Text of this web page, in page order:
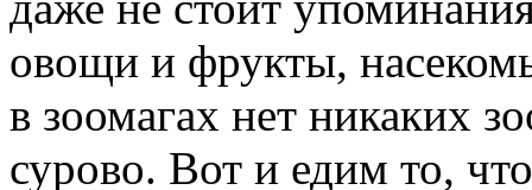
овощи и фрукты,
в зоомагах нет никаких
сурово. Вот и едим то,